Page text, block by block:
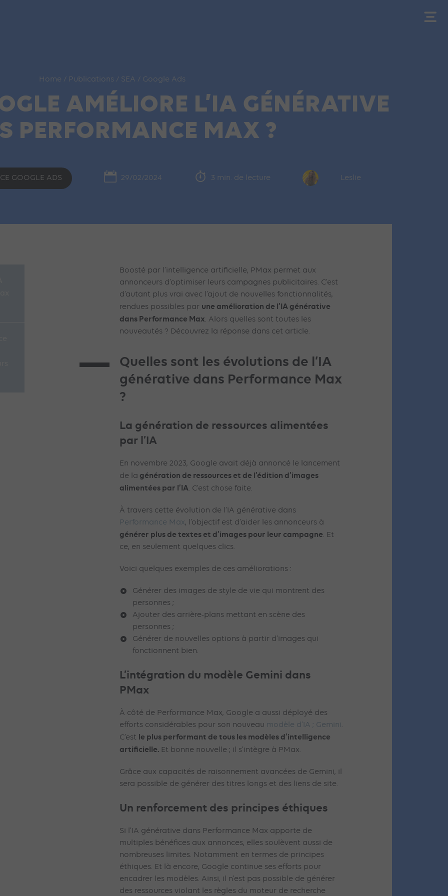
Home / Publications / SEA / Google Ads
AMÉLIORE L’IA GÉNÉRATIVE
PERFORMANCE MAX ?
GOOGLE ADS 29/02/2024 3 min. de lecture Leslie
Boosté par l’intelligence artificielle, PMax permet aux
annonceurs d’optimiser leurs campagnes publicitaires. C’est
d’autant plus vrai avec l’ajout de nouvelles fonctionnalités,
rendues possibles par une amélioration de l’IA générative
dans Performance Max. Alors quelles sont toutes les
nouveautés ? Découvrez la réponse dans cet article.
Quelles sont les évolutions de l’IA
générative dans Performance Max
?
La génération de ressources alimentées
par l’IA
En novembre 2023, Google avait déjà annoncé le lancement
de la génération de ressources et de l’édition d’images
alimentées par l’IA. C’est chose faite.
À travers cette évolution de l’IA générative dans
Performance Max, l’objectif est d’aider les annonceurs à
générer plus de textes et d’images pour leur campagne. Et
ce, en seulement quelques clics.
Voici quelques exemples de ces améliorations :
Générer des images de style de vie qui montrent des
personnes ;
Ajouter des arrière-plans mettant en scène des
personnes ;
Générer de nouvelles options à partir d’images qui
fonctionnent bien.
L’intégration du modèle Gemini dans
PMax
À côté de Performance Max, Google a aussi déployé des
efforts considérables pour son nouveau modèle d’IA ; Gemini .
C’est le plus performant de tous les modèles d’intelligence
artificielle. Et bonne nouvelle ; il s’intègre à PMax.
Grâce aux capacités de raisonnement avancées de Gemini, il
sera possible de générer des titres longs et des liens de site.
Un renforcement des principes éthiques
Si l’IA générative dans Performance Max apporte de
multiples bénéfices aux annonces, elles soulèvent aussi de
nombreuses limites. Notamment en termes de principes
éthiques. Et là encore, Google continue ses efforts pour
encadrer les modèles. Ainsi, il n’est pas possible de générer
des ressources violant les règles du moteur de recherche